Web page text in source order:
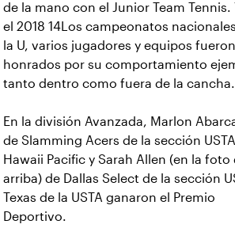
de la mano con el Junior Team Tennis.
el 2018 14Los campeonatos
la U, varios jugadores y equipos fueron
honrados por su comportamiento
tanto dentro como fuera de la cancha.
En la división Avanzada, Marlon
de Slamming Acers de la sección USTA
Hawaii Pacific y Sarah Allen (en la foto
arriba) de Dallas Select de la sección
Texas de la USTA ganaron el Premio
Deportivo.